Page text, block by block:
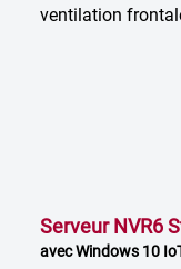
Serveur NVR6
avec Windows 10